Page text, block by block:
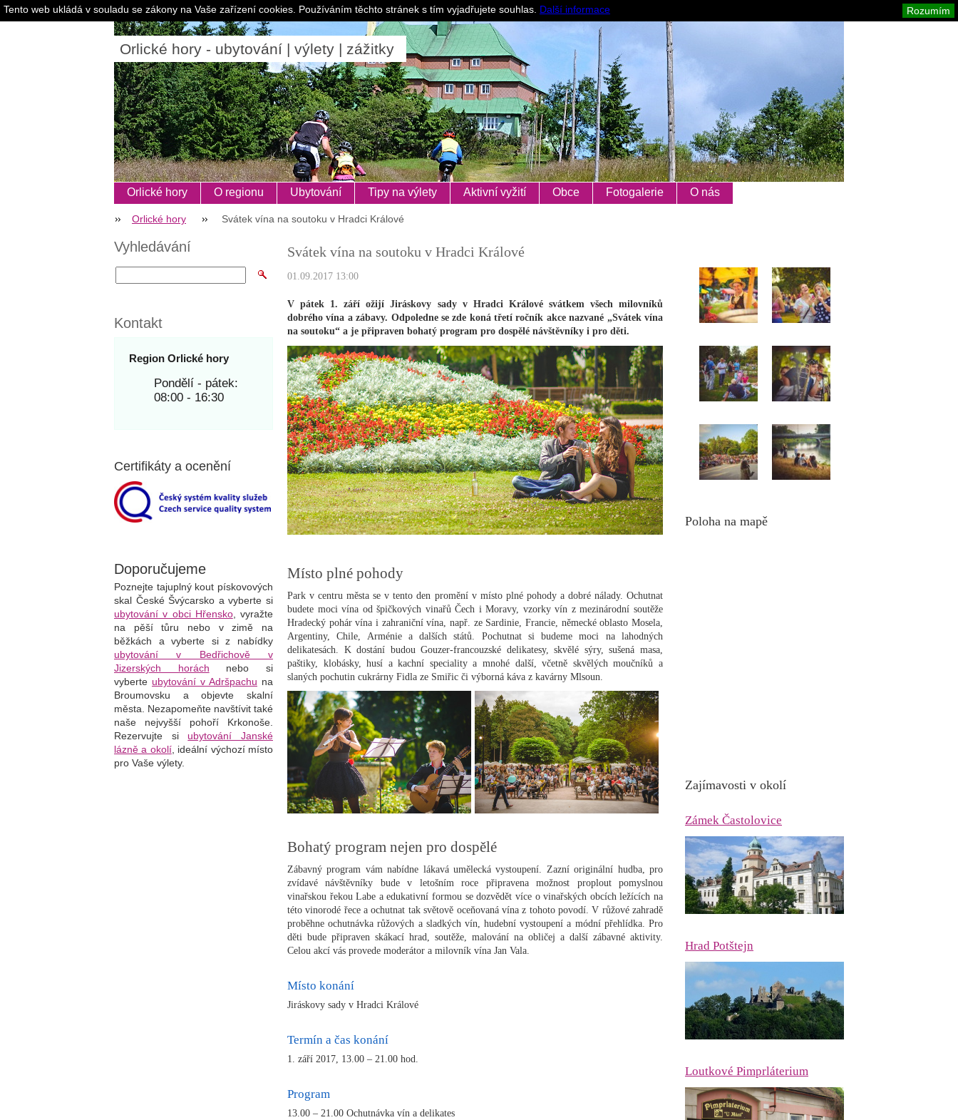
Orlické hory - ubytování | výlety | zážitky
Pro ubytovatele
Orlické hory O regionu Ubytování Tipy na výlety Aktivní vyžití Obce Fotogalerie O nás
Orlické hory Svátek vína na soutoku v Hradci Králové
Poloha na mapě
Zajímavosti v okolí
Zámek Častolovice
Hrad Potštejn
Loutkové Pimprláterium
Svátek vína na soutoku v Hradci Králové
01.09.2017 13:00
V pátek 1. září ožijí Jiráskovy sady v Hradci Králové svátkem všech milovníků
dobrého vína a zábavy. Odpoledne se zde koná třetí ročník akce nazvané „Svátek vína
na soutoku“ a je připraven bohatý program pro dospělé návštěvníky i pro děti.
Místo plné pohody
Park v centru města se v tento den promění v místo plné pohody a dobré nálady. Ochutnat
budete moci vína od špičkových vinařů Čech i Moravy, vzorky vín z mezinárodní soutěže
Hradecký pohár vína i zahraniční vína, např. ze Sardinie, Francie, německé oblasto Mosela,
Argentiny, Chile, Arménie a dalších států. Pochutnat si budeme moci na lahodných
delikatesách. K dostání budou Gouzer-francouzské delikatesy, skvělé sýry, sušená masa,
paštiky, klobásky, husí a kachní speciality a mnohé další, včetně skvělých moučníků a
slaných pochutin cukrárny Fidla ze Smiřic či výborná káva z kavárny Mlsoun.
Bohatý program nejen pro dospělé
Zábavný program vám nabídne lákavá umělecká vystoupení. Zazní originální hudba, pro
zvídavé návštěvníky bude v letošním roce připravena možnost proplout pomyslnou
vinařskou řekou Labe a edukativní formou se dozvědět více o vinařských obcích ležících na
této vinorodé řece a ochutnat tak světově oceňovaná vína z tohoto povodí. V růžové zahradě
proběhne ochutnávka růžových a sladkých vín, hudební vystoupení a módní přehlídka. Pro
děti bude připraven skákací hrad, soutěže, malování na obličej a další zábavné aktivity.
Celou akcí vás provede moderátor a milovník vína Jan Vala.
Místo konání
Jiráskovy sady v Hradci Králové
Termín a čas konání
1. září 2017, 13.00 – 21.00 hod.
Program
13.00 – 21.00 Ochutnávka vín a delikates
Vyhledávání
Kontakt
Region Orlické hory
Pondělí - pátek:
08:00 - 16:30
Certifikáty a ocenění
Doporučujeme
Poznejte tajuplný kout pískovových
skal České Švýcarsko a vyberte si
ubytování v obci Hřensko, vyražte
na pěší tůru nebo v zimě na
běžkách a vyberte si z nabídky
ubytování v Bedřichově v
Jizerských horách nebo si
vyberte ubytování v Adršpachu na
Broumovsku a objevte skalní
města. Nezapomeňte navštívit také
naše nejvyšší pohoří Krkonoše.
Rezervujte si ubytování Janské
lázně a okolí, ideální výchozí místo
pro Vaše výlety.
Tento web ukládá v souladu se zákony na Vaše zařízení cookies. Používáním těchto stránek s tím vyjadřujete souhlas. Rozumím
Další informace